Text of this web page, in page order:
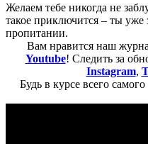
Желаем тебе никогда не
такое приключится – ты уже
пропитании.
Вам нравится наш
Youtube! Следить за
Instagram,
Будь в курсе всего